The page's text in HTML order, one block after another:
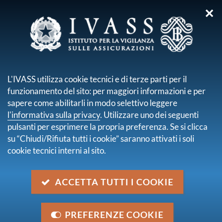
sei qui:
MASSIMO
FRANCESCANGELI
✕
L'IVASS utilizza cookie tecnici e di terze parti per il
funzionamento del sito: per maggiori informazioni e per
sapere come abilitarli in modo selettivo leggere
l'informativa sulla privacy. Utilizzare uno dei seguenti
pulsanti per esprimere la propria preferenza. Se si clicca
su “Chiudi/Rifiuta tutti i cookie” saranno attivati i soli
cookie tecnici interni al sito.
ACCETTA TUTTI I COOKIE
PREFERENZE COOKIE